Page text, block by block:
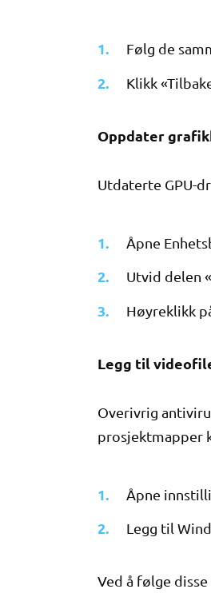
Følg de
Klikk
Oppdater
Utdaterte GPU-
Åpne
Utvid delen
Høyreklikk
Legg til
Overivrig
prosjektmapper
Åpne
Legg til
Ved å følge